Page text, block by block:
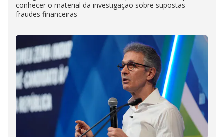
conhecer o material da investigação sobre supostas
fraudes financeiras